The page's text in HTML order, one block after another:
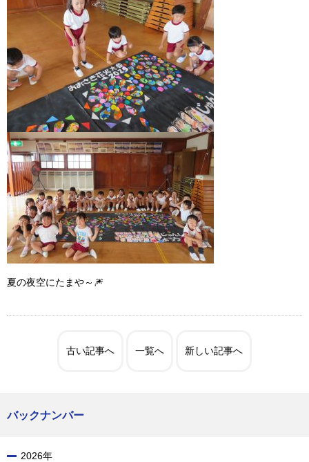
夏の夜空にたまや～ 🎆
古い記事へ 一覧へ 新しい記事へ
バックナンバー
2026年